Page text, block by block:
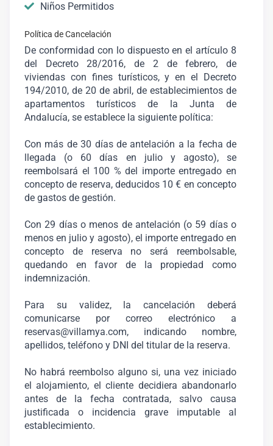
Niños Permitidos
Política de Cancelación
De conformidad con lo dispuesto en el artículo 8
del Decreto 28/2016, de 2 de febrero, de
viviendas con fines turísticos, y en el Decreto
194/2010, de 20 de abril, de establecimientos de
apartamentos turísticos de la Junta de
Andalucía, se establece la siguiente política:
Con más de 30 días de antelación a la fecha de
llegada (o 60 días en julio y agosto), se
reembolsará el 100 % del importe entregado en
concepto de reserva, deducidos 10 € en concepto
de gastos de gestión.
Con 29 días o menos de antelación (o 59 días o
menos en julio y agosto), el importe entregado en
concepto de reserva no será reembolsable,
quedando en favor de la propiedad como
indemnización.
Para su validez, la cancelación deberá
comunicarse por correo electrónico a
reservas@villamya.com, indicando nombre,
apellidos, teléfono y DNI del titular de la reserva.
No habrá reembolso alguno si, una vez iniciado
el alojamiento, el cliente decidiera abandonarlo
antes de la fecha contratada, salvo causa
justificada o incidencia grave imputable al
establecimiento.